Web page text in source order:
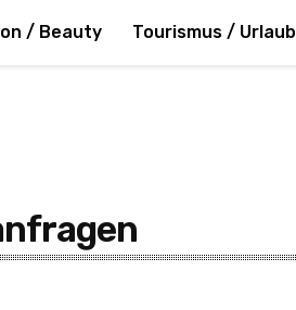
/ Beauty Tourismus / Urlaub